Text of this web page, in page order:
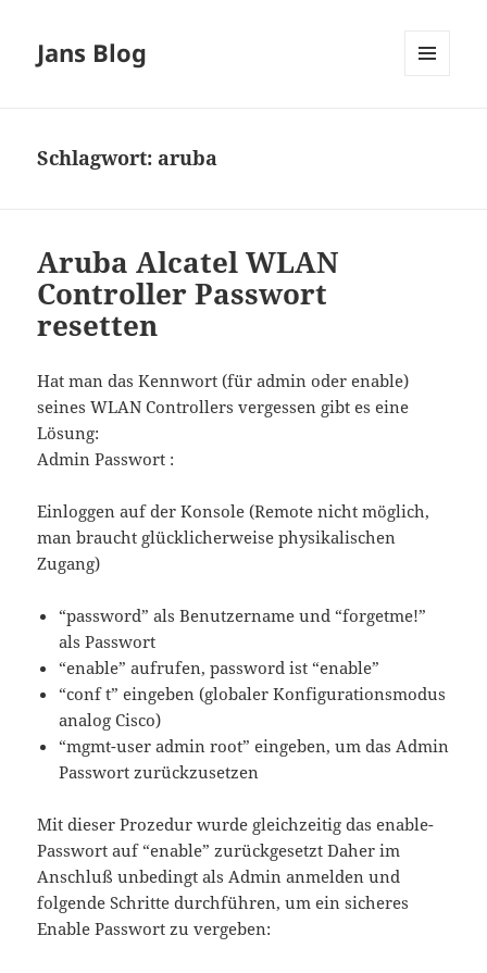
Jans Blog
Schlagwort: aruba
Aruba Alcatel WLAN
Controller Passwort
resetten
Hat man das Kennwort (für admin oder enable)
seines WLAN Controllers vergessen gibt es eine
Lösung:
Admin Passwort :
Einloggen auf der Konsole (Remote nicht möglich,
man braucht glücklicherweise physikalischen
Zugang)
“password” als Benutzername und “forgetme!”
als Passwort
“enable” aufrufen, password ist “enable”
“conf t” eingeben (globaler Konfigurationsmodus
analog Cisco)
“mgmt-user admin root” eingeben, um das Admin
Passwort zurückzusetzen
Mit dieser Prozedur wurde gleichzeitig das enable-
Passwort auf “enable” zurückgesetzt Daher im
Anschluß unbedingt als Admin anmelden und
folgende Schritte durchführen, um ein sicheres
Enable Passwort zu vergeben: